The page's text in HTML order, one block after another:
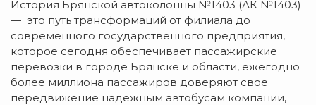
История Брянской автоколонны №1403 (АК №1403)
— это путь трансформаций от филиала до
современного государственного предприятия,
которое сегодня обеспечивает пассажирские
перевозки в городе Брянске и области, ежегодно
более миллиона пассажиров доверяют свое
передвижение надежным автобусам компании,